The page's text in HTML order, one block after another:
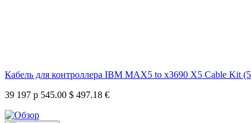
Кабель для контроллера IBM MAX5 to x3690 X5 Cable Kit
39 197 р 545.00 $ 497.18 €